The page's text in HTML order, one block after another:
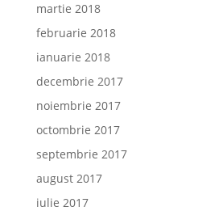
martie 2018
februarie 2018
ianuarie 2018
decembrie 2017
noiembrie 2017
octombrie 2017
septembrie 2017
august 2017
iulie 2017